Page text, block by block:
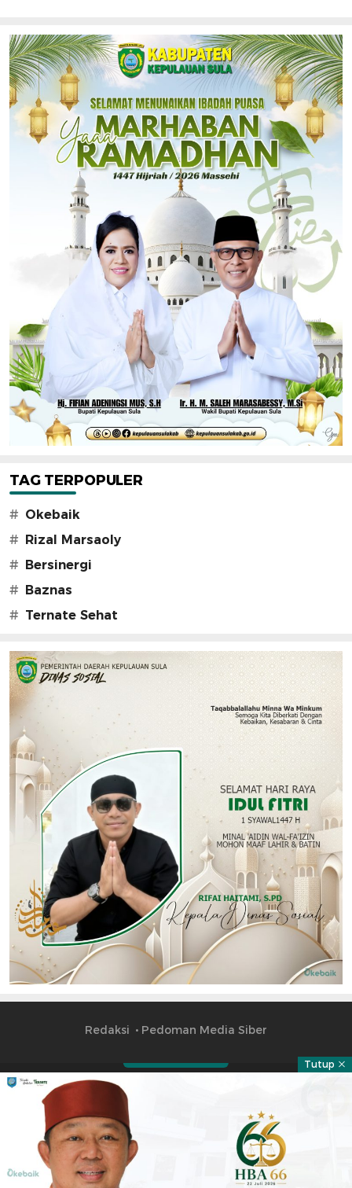
TAG TERPOPULER
# Okebaik
#
Rizal Marsaoly
#
Bersinergi
#
Baznas
# Ternate Sehat
Redaksi Pedoman Media Siber
Tutup